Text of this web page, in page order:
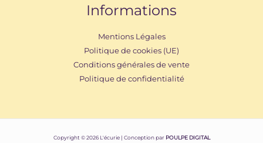
Informations
Mentions Légales
Politique de cookies (UE)
Conditions générales de vente
Politique de confidentialité
Copyright © 2026 L'écurie | Conception par POULPE DIGITAL